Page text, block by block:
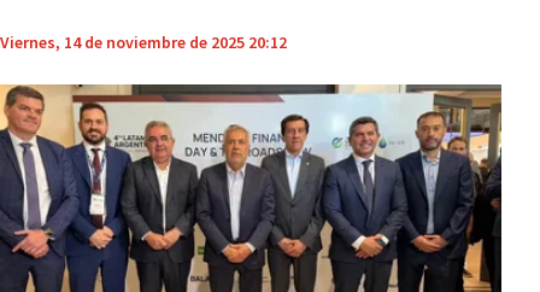
Viernes, 14 de noviembre de 2025 20:12